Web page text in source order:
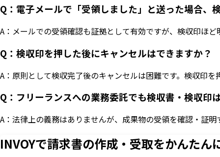
Q：電子メールで「受領しました」と送った場合、
A：メールでの受領確認も証拠として有効ですが、検収印ほ
Q：検収印を押した後にキャンセルはできますか？
A：原則として検収完了後のキャンセルは困難です。検収印
Q：フリーランスへの業務委託でも検収書・検収印
A：法律上の義務はありませんが、成果物の受領を確認・証
INVOYで請求書の作成・ 受取をかんたん